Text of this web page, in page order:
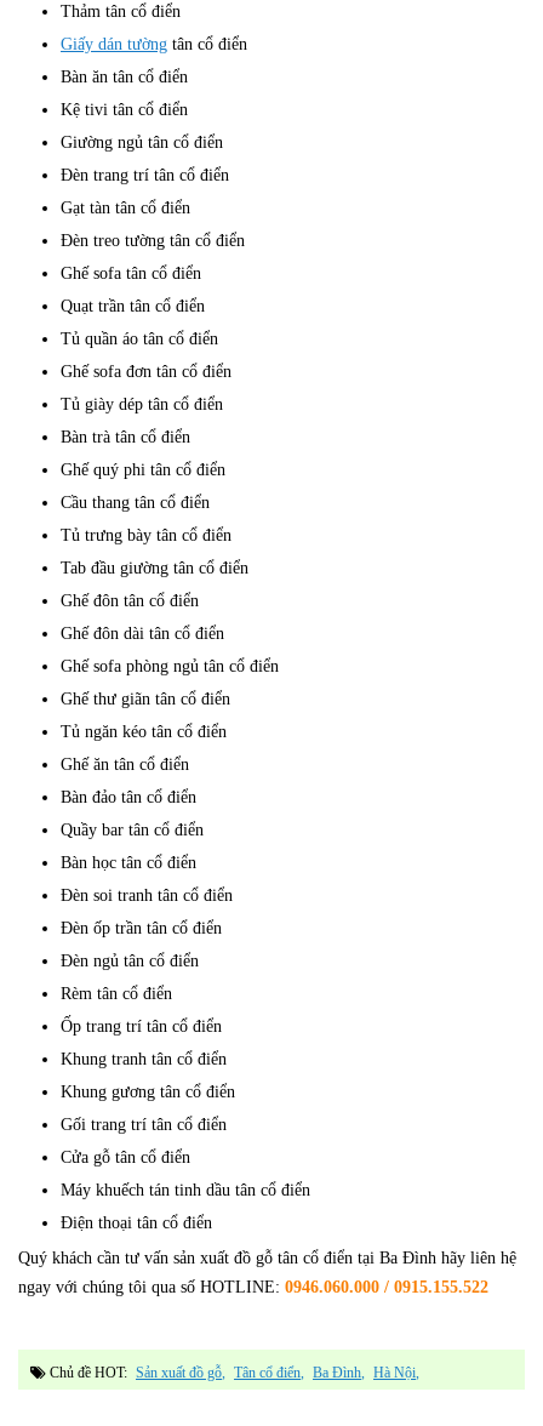
Thảm tân cổ điển
Giấy dán tường tân cổ điển
Bàn ăn tân cổ điển
Kệ tivi tân cổ điển
Giường ngủ tân cổ điển
Đèn trang trí tân cổ điển
Gạt tàn tân cổ điển
Đèn treo tường tân cổ điển
Ghế sofa tân cổ điển
Quạt trần tân cổ điển
Tủ quần áo tân cổ điển
Ghế sofa đơn tân cổ điển
Tủ giày dép tân cổ điển
Bàn trà tân cổ điển
Ghế quý phi tân cổ điển
Cầu thang tân cổ điển
Tủ trưng bày tân cổ điển
Tab đầu giường tân cổ điển
Ghế đôn tân cổ điển
Ghế đôn dài tân cổ điển
Ghế sofa phòng ngủ tân cổ điển
Ghế thư giãn tân cổ điển
Tủ ngăn kéo tân cổ điển
Ghế ăn tân cổ điển
Bàn đảo tân cổ điển
Quầy bar tân cổ điển
Bàn học tân cổ điển
Đèn soi tranh tân cổ điển
Đèn ốp trần tân cổ điển
Đèn ngủ tân cổ điển
Rèm tân cổ điển
Ốp trang trí tân cổ điển
Khung tranh tân cổ điển
Khung gương tân cổ điển
Gối trang trí tân cổ điển
Cửa gỗ tân cổ điển
Máy khuếch tán tinh dầu tân cổ điển
Điện thoại tân cổ điển
Quý khách cần tư vấn sản xuất đồ gỗ tân cổ điển tại Ba Đình hãy liên hệ
ngay với chúng tôi qua số HOTLINE: 0946.060.000 / 0915.155.522
Chủ đề HOT: Sản xuất đồ gỗ Tân cổ điển Ba Đình Hà Nội